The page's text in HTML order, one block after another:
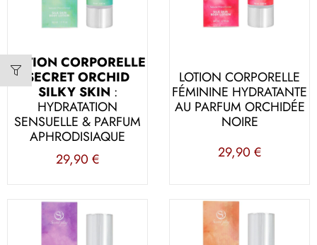
LOTION CORPORELLE
SECRET ORCHID
SILKY SKIN :
HYDRATATION
SENSUELLE & PARFUM
APHRODISIAQUE
29,90 €
LOTION CORPORELLE
FÉMININE HYDRATANTE
AU PARFUM ORCHIDÉE
NOIRE
29,90 €